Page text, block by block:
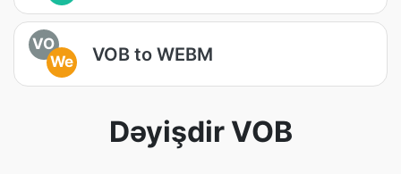
VO
We
VOB to WEBM
Dəyişdir VOB